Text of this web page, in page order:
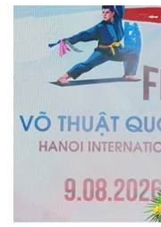
Khởi nghiệp